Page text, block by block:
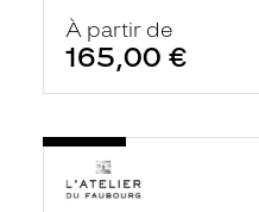
À partir de
165,00 €